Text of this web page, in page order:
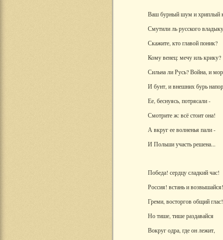
Ваш бурный шум и хриплый
Смутили ль русского
Скажите, кто главой поник?
Кому венец: мечу иль крику?
Сильна ли Русь? Война, и
И бунт, и внешних бурь напор
Ее, беснуясь, потрясали -
Смотрите ж: всё стоит она!
А вкруг ее волненья пали -
И Польши участь решена...
Победа! сердцу сладкий час!
Россия! встань и возвышайся!
Греми, восторгов общий
Но тише, тише раздавайся
Вокруг одра, где он лежит,